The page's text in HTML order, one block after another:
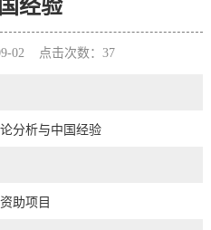
经验
02 点击次数： 37
分析与中国经验
助项目